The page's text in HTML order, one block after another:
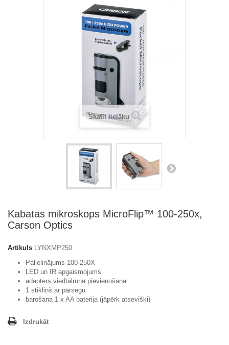
Skatīt lielāku
Kabatas mikroskops MicroFlip™ 100-250x,
Carson Optics
Artikuls LYNXMP250
Palielinājums 100-250X
LED un IR apgaismojums
adapters viedtālruņa pievienošanai
1 stikliņš ar pārsegu
barošana 1 x AA baterija (jāpērk atsevišķi)
Izdrukāt